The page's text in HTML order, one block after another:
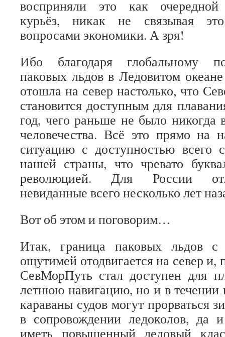
восприняли это как очередной
курьёз, никак не связывая
вопросами экономики. А зря!
Ибо благодаря глобальному
паковых льдов в Ледовитом
отошла на север настолько, что
становится доступным для
год, чего раньше не было никогда
человечества. Всё это прямо на
ситуацию с доступностью всего
нашей страны, что чревато
революцией. Для России
невиданные всего несколько лет
Вот об этом и поговорим…
Итак, граница паковых льдов
ощутимей отодвигается на север и,
СевМорПуть стал доступен для
летнюю навигацию, но и в течении
караваны судов могут прорваться
в сопровождении ледоколов, да
иметь повышенный ледовый